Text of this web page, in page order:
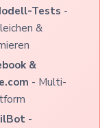
Tests -
&
&
- Multi-
-